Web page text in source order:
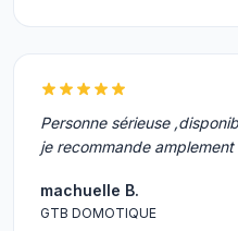
Personne sérieuse
je recommande amplement
machuelle B.
GTB DOMOTIQUE